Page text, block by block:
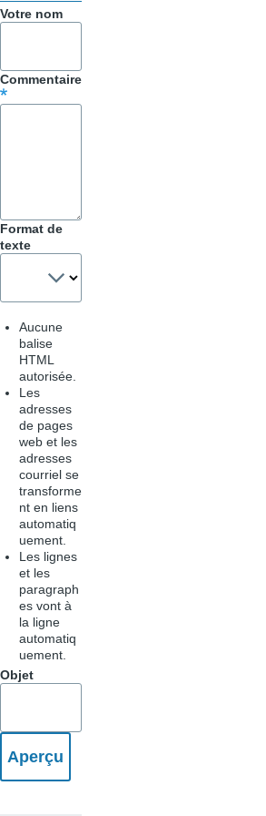
&
Votre nom
Commentaire
Format de
texte
Aucune
balise
HTML
autorisée.
Les
adresses
de pages
web et les
adresses
courriel se
transforme
nt en liens
automatiq
uement.
Les lignes
et les
paragraph
es vont à
la ligne
automatiq
uement.
Objet